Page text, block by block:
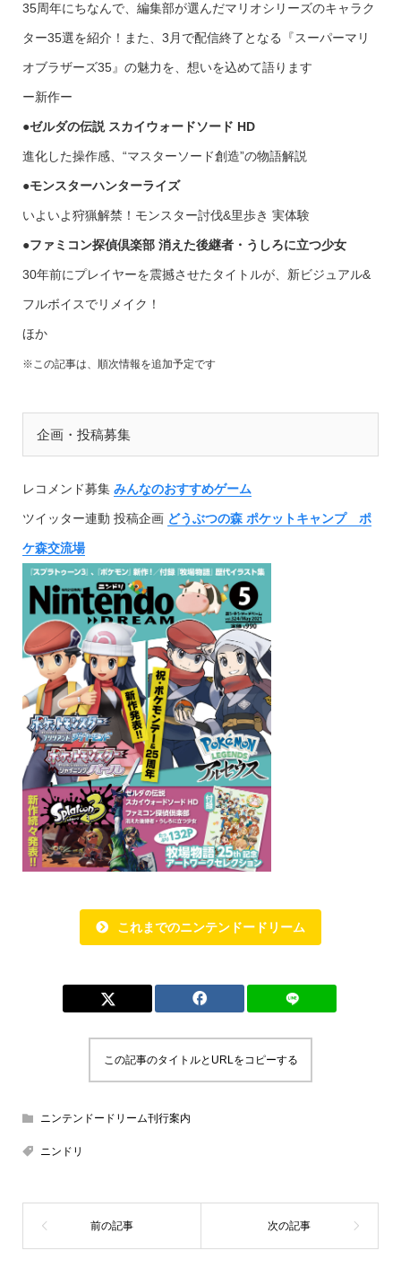
35周年にちなんで、編集部が選んだマリオシリーズのキャラク
ター35選を紹介！また、3月で配信終了となる『スーパーマリ
オブラザーズ35』の魅力を、想いを込めて語ります
ー新作ー
●ゼルダの伝説 スカイウォードソード HD
進化した操作感、“マスターソード創造”の物語解説
●モンスターハンターライズ
いよいよ狩猟解禁！モンスター討伐&里歩き 実体験
●ファミコン探偵倶楽部 消えた後継者・うしろに立つ少女
30年前にプレイヤーを震撼させたタイトルが、新ビジュアル&
フルボイスでリメイク！
ほか
※この記事は、順次情報を追加予定です
企画・投稿募集
レコメンド募集 みんなのおすすめゲーム
ツイッター連動 投稿企画 どうぶつの森 ポケットキャンプ ポ
ケ森交流場
これまでのニンテンドードリーム
この記事のタイトルとURLをコピーする
ニンテンドードリーム刊行案内
ニンドリ